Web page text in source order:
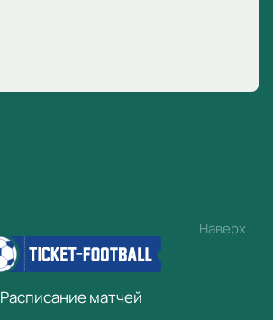
Наверх
Расписание матчей